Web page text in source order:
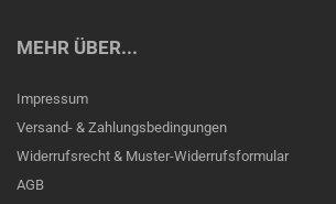
MEHR ÜBER...
Impressum
Versand- & Zahlungsbedingungen
Widerrufsrecht & Muster-Widerrufsformular
AGB